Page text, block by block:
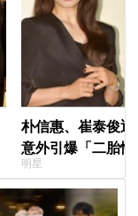
朴信惠、崔泰俊
意外引爆「二胎
明星